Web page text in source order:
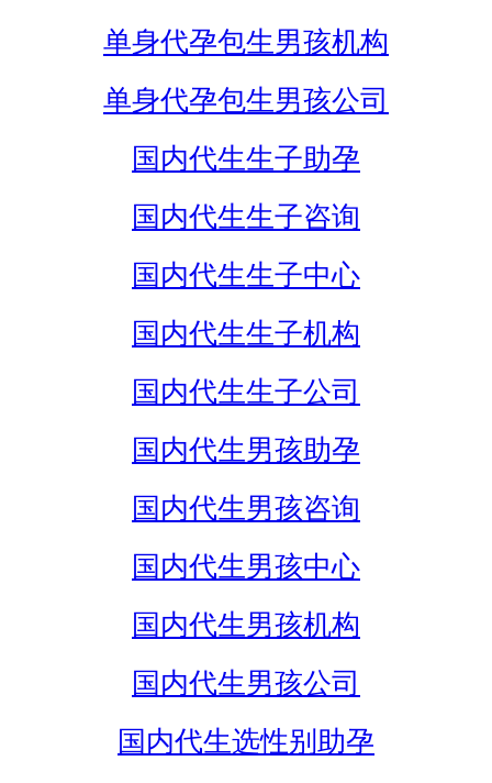
单身代孕包生男孩机构
单身代孕包生男孩公司
国内代生生子助孕
国内代生生子咨询
国内代生生子中心
国内代生生子机构
国内代生生子公司
国内代生男孩助孕
国内代生男孩咨询
国内代生男孩中心
国内代生男孩机构
国内代生男孩公司
国内代生选性别助孕